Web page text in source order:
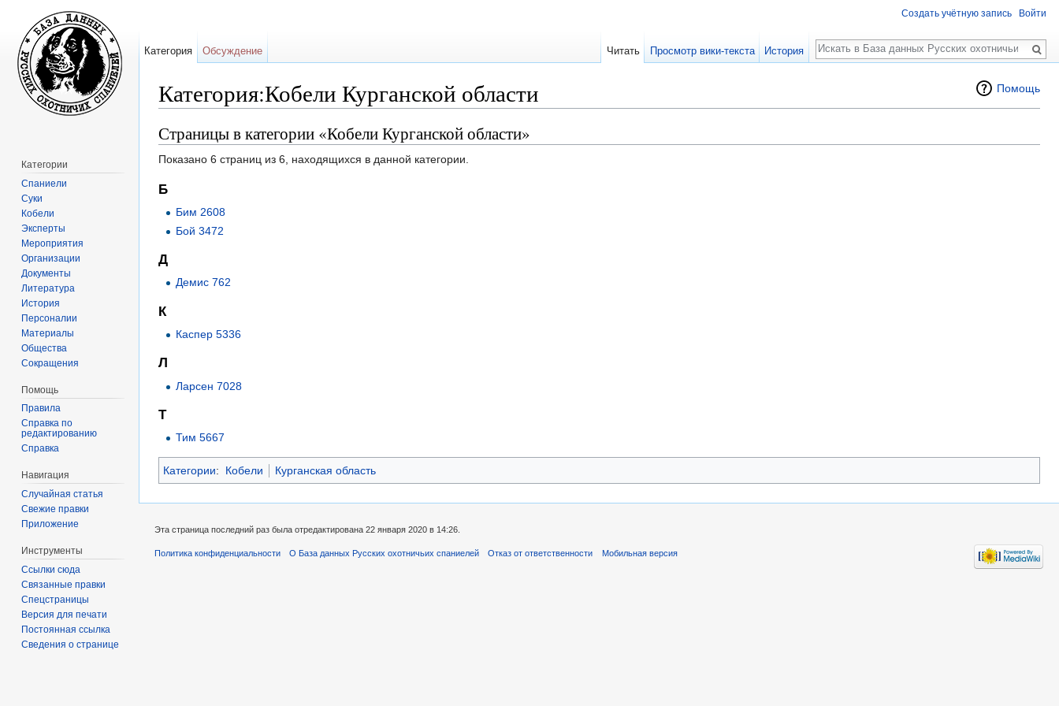
Помощь
Категория:Кобели Курганской области
Страницы в категории «Кобели Курганской области»
Показано 6 страниц из 6, находящихся в данной категории.
Б
Бим 2608
Бой 3472
Д
Демис 762
К
Каспер 5336
Л
Ларсен 7028
Т
Тим 5667
Категории: Кобели Курганская область
Создать учётную запись Войти
Категория Обсуждение Читать Просмотр вики-текста История
Поиск
Категории
Спаниели
Суки
Кобели
Эксперты
Мероприятия
Организации
Документы
Литература
История
Персоналии
Материалы
Общества
Сокращения
Помощь
Правила
Справка по
редактированию
Справка
Навигация
Случайная статья
Свежие правки
Приложение
Инструменты
Ссылки сюда
Связанные правки
Спецстраницы
Версия для печати
Постоянная ссылка
Сведения о странице
Эта страница последний раз была отредактирована 22 января 2020 в 14:26.
Политика конфиденциальности О База данных Русских охотничьих спаниелей Отказ от ответственности Мобильная версия